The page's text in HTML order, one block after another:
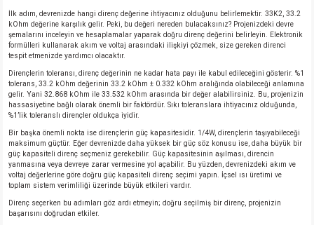
İlk adım, devrenizde hangi direnç değerine ihtiyacınız olduğunu belirlemektir. 33K2, 33.2
kOhm değerine karşılık gelir. Peki, bu değeri nereden bulacaksınız? Projenizdeki devre
şemalarını inceleyin ve hesaplamalar yaparak doğru direnç değerini belirleyin. Elektronik
formülleri kullanarak akım ve voltaj arasındaki ilişkiyi çözmek, size gereken direnci
tespit etmenizde yardımcı olacaktır.
Dirençlerin toleransı, direnç değerinin ne kadar hata payı ile kabul edileceğini gösterir. %1
tolerans, 33.2 kOhm değerinin 33.2 kOhm ± 0.332 kOhm aralığında olabileceği anlamına
gelir. Yani 32.868 kOhm ile 33.532 kOhm arasında bir değer alabilirsiniz. Bu, projenizin
hassasiyetine bağlı olarak önemli bir faktördür. Sıkı toleranslara ihtiyacınız olduğunda,
%1’lik toleranslı dirençler oldukça iyidir.
Bir başka önemli nokta ise dirençlerin güç kapasitesidir. 1/4W, dirençlerin taşıyabileceği
maksimum güçtür. Eğer devrenizde daha yüksek bir güç söz konusu ise, daha büyük bir
güç kapasiteli direnç seçmeniz gerekebilir. Güç kapasitesinin aşılması, direncin
yanmasına veya devreye zarar vermesine yol açabilir. Bu yüzden, devrenizdeki akım ve
voltaj değerlerine göre doğru güç kapasiteli direnç seçimi yapın. İçsel ısı üretimi ve
toplam sistem verimliliği üzerinde büyük etkileri vardır.
Direnç seçerken bu adımları göz ardı etmeyin; doğru seçilmiş bir direnç, projenizin
başarısını doğrudan etkiler.